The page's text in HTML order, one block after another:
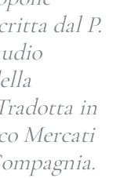
dal P.
in
Mercati